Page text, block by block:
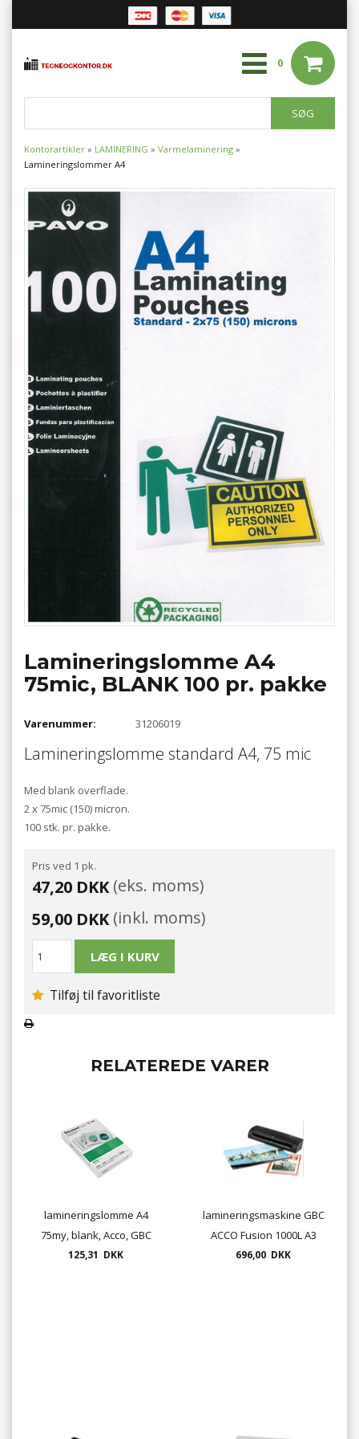
0
Kontorartikler » LAMINERING » Varmelaminering »
Lamineringslommer A4
Lamineringslomme A4
75mic, BLANK 100 pr. pakke
Varenummer: 31206019
Lamineringslomme standard A4, 75 mic
Med blank overflade.
2 x 75mic (150) micron.
100 stk. pr. pakke.
Pris ved 1 pk.
47,20 DKK(eks. moms)
59,00 DKK(inkl. moms)
Tilføj til favoritliste
RELATEREDE VARER
lamineringslomme A4
75my, blank, Acco, GBC
100/pk.
125,31 DKK
lamineringsmaskine GBC
ACCO Fusion 1000L A3
696,00 DKK